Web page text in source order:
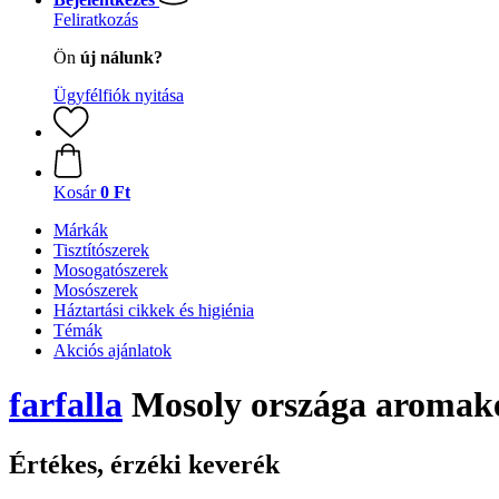
Feliratkozás
Ön új nálunk?
Ügyfélfiók nyitása
Kosár 0 Ft
Márkák
Tisztítószerek
Mosogatószerek
Mosószerek
Háztartási cikkek és higiénia
Témák
Akciós ajánlatok
farfalla Mosoly országa
Értékes, érzéki keverék